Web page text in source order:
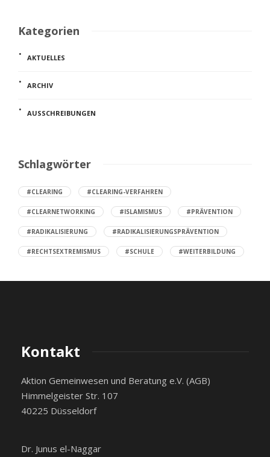
Kategorien
AKTUELLES
ARCHIV
AUSSCHREIBUNGEN
Schlagwörter
#CLEARING #CLEARING-VERFAHREN
#CLEARNETWORKING #ISLAMISMUS #PRÄVENTION
#RADIKALISIERUNG #RADIKALISIERUNGSPRÄVENTION
#RECHTSEXTREMISMUS #SCHULE #WEITERBILDUNG
Kontakt
Aktion Gemeinwesen und Beratung e.V. (AGB)
Himmelgeister Str. 107
40225 Düsseldorf
Dr. Junus el-Naggar